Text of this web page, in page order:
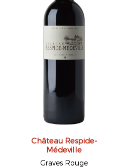
Château Respide-
Médeville
Graves Rouge